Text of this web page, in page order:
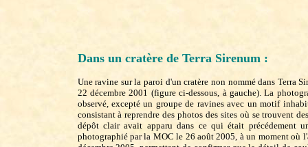
Dans un cratère de Terra Sirenum :
Une ravine sur la paroi d'un cratère non nommé dans Terra
22 décembre 2001 (figure ci-dessous, à gauche). La
observé, excepté un groupe de ravines avec un motif
consistant à reprendre des photos des sites où se trouvent
dépôt clair avait apparu dans ce qui était précédement
photographié par la MOC le 26 août 2005, à un moment où